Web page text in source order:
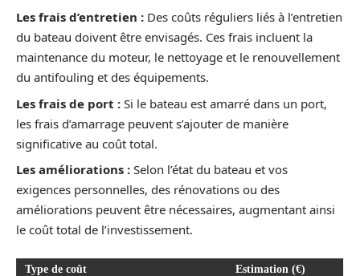
Les frais d’entretien : Des coûts réguliers liés à l’entretien
du bateau doivent être envisagés. Ces frais incluent la
maintenance du moteur, le nettoyage et le renouvellement
du antifouling et des équipements.
Les frais de port : Si le bateau est amarré dans un port,
les frais d’amarrage peuvent s’ajouter de manière
significative au coût total.
Les améliorations : Selon l’état du bateau et vos
exigences personnelles, des rénovations ou des
améliorations peuvent être nécessaires, augmentant ainsi
le coût total de l’investissement.
Type de coût Estimation (€)